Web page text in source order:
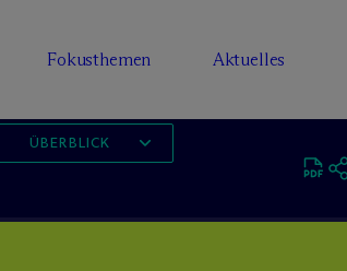
Fokusthemen Aktuelles
ÜBERBLICK